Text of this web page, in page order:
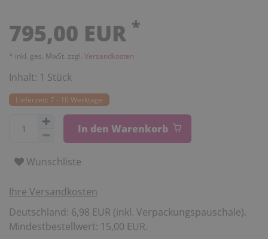
795,00 EUR *
* inkl. ges. MwSt. zzgl. Versandkosten
Inhalt: 1 Stück
Lieferzeit: 7 - 10 Werktage
In den Warenkorb
Wunschliste
Ihre Versandkosten
Deutschland: 6,98 EUR (inkl. Verpackungspauschale).
Mindestbestellwert: 15,00 EUR.